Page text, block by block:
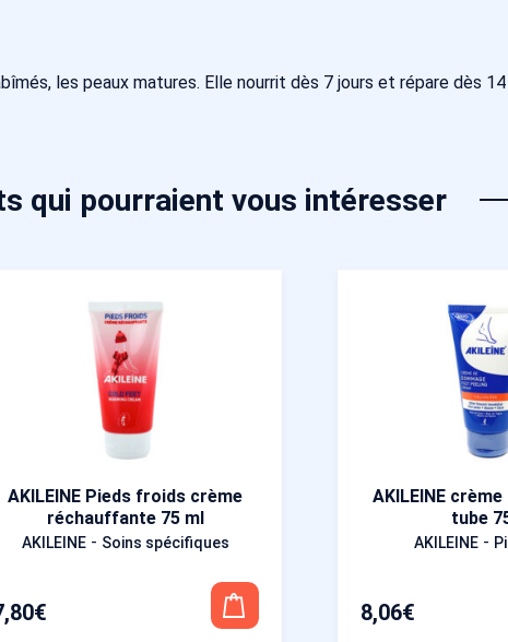
les peaux matures. Elle nourrit dès 7 jours et répare dès
qui pourraient vous intéresser
AKILEINE Pieds froids crème
réchauffante 75 ml
AKILEINE - Soins spécifiques
€
AKILEINE
tube
AKILEINE -
8,06€